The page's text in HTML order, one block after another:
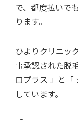
で、都度払いで
ります。
ひよりクリニッ
事承認された脱
ロプラス 」と「
しています。